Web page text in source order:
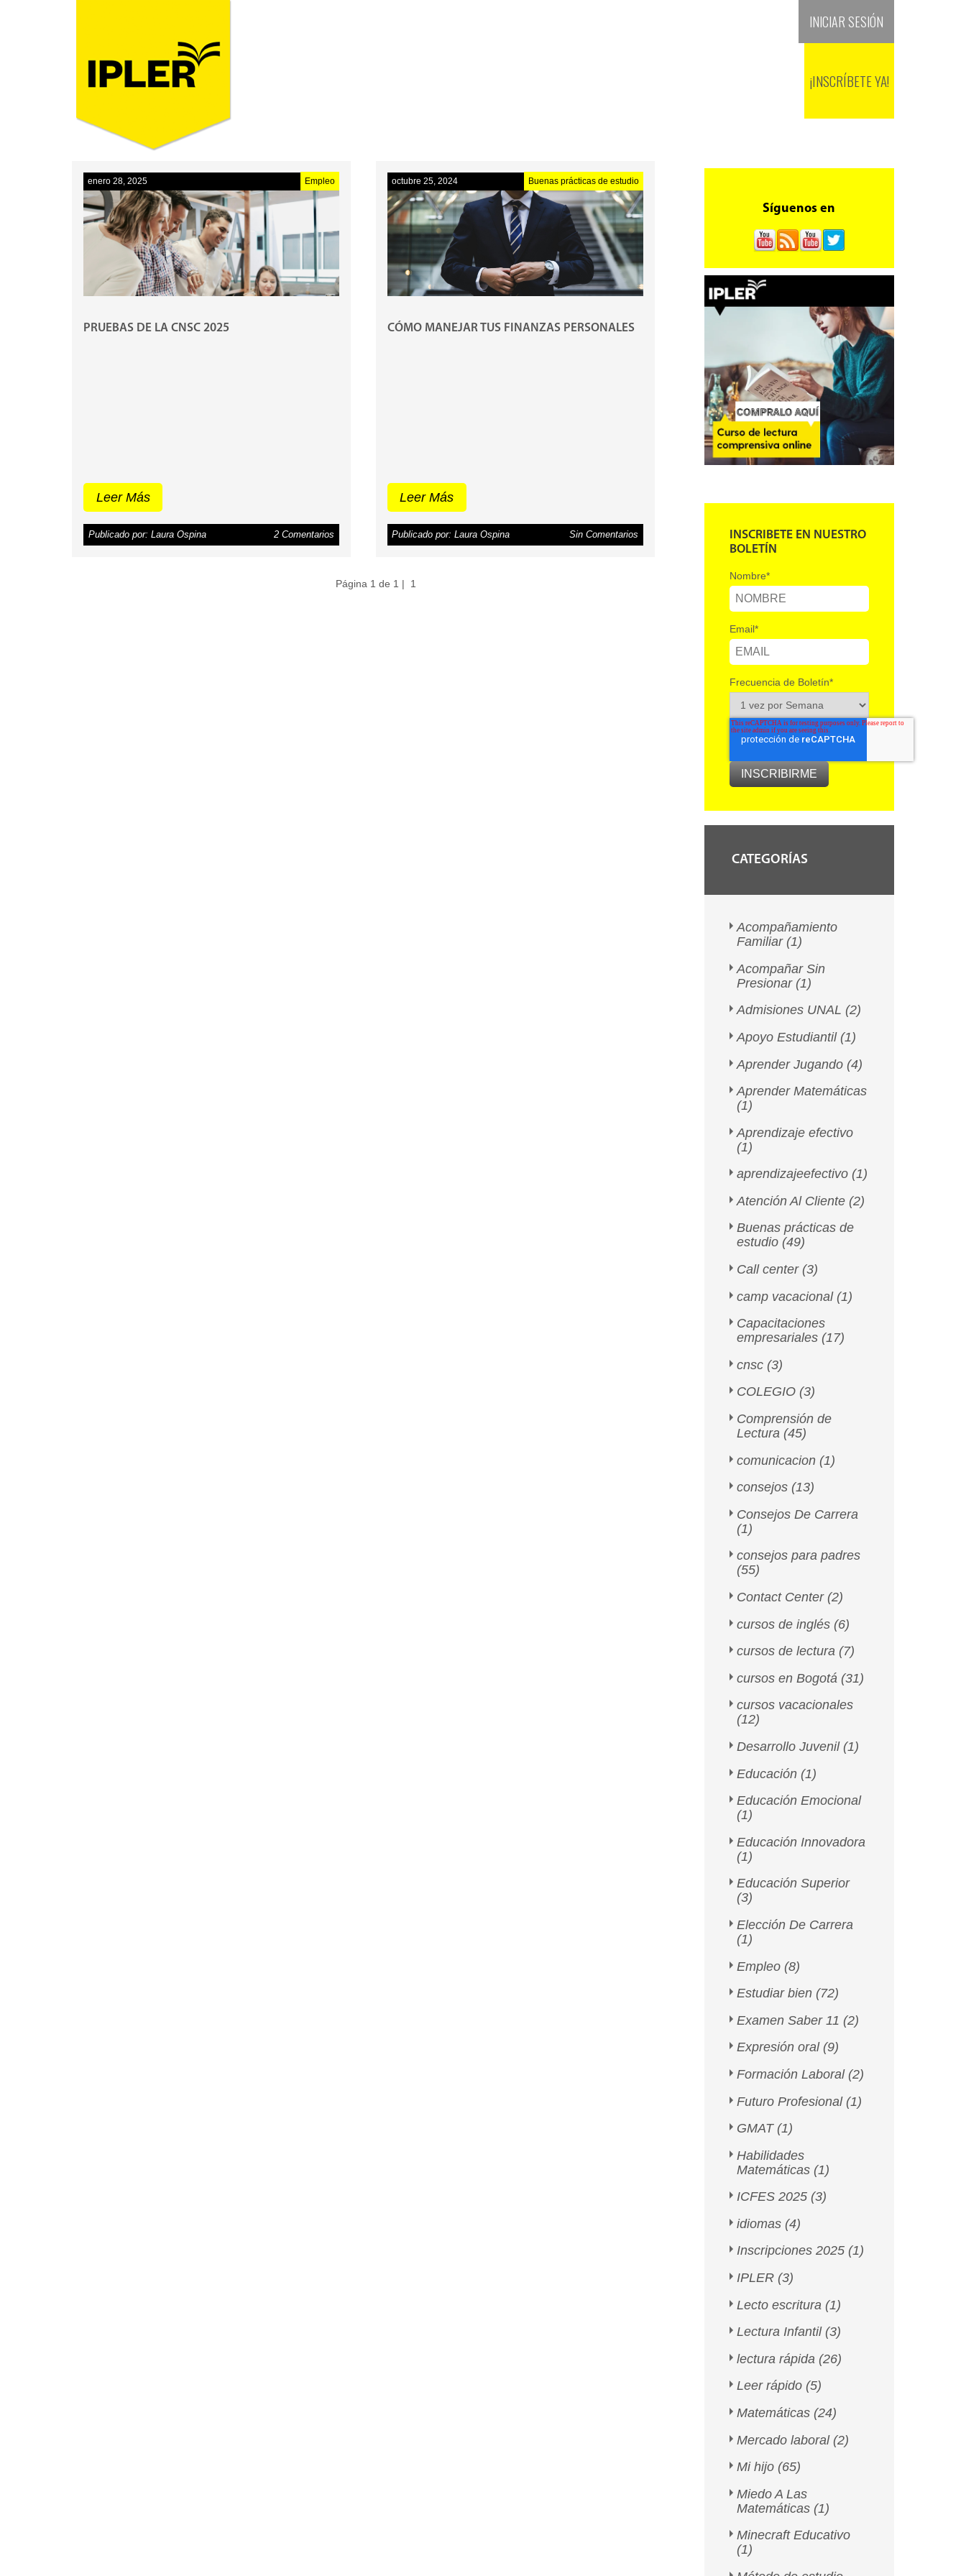
INICIAR SESIÓN
¡INSCRÍBETE YA!
enero 28, 2025 Empleo
PRUEBAS DE LA CNSC 2025
Leer Más
Publicado por: Laura Ospina 2 Comentarios
octubre 25, 2024 Buenas prácticas de estudio
CÓMO MANEJAR TUS FINANZAS PERSONALES
Leer Más
Publicado por: Laura Ospina Sin Comentarios
Página 1 de 1 | 1
Síguenos en
INSCRIBETE EN NUESTRO
BOLETÍN
Nombre*
Email*
Frecuencia de Boletín*
CATEGORÍAS
Acompañamiento
Familiar (1)
Acompañar Sin
Presionar (1)
Admisiones UNAL (2)
Apoyo Estudiantil (1)
Aprender Jugando (4)
Aprender Matemáticas
(1)
Aprendizaje efectivo
(1)
aprendizajeefectivo (1)
Atención Al Cliente (2)
Buenas prácticas de
estudio (49)
Call center (3)
camp vacacional (1)
Capacitaciones
empresariales (17)
cnsc (3)
COLEGIO (3)
Comprensión de
Lectura (45)
comunicacion (1)
consejos (13)
Consejos De Carrera
(1)
consejos para padres
(55)
Contact Center (2)
cursos de inglés (6)
cursos de lectura (7)
cursos en Bogotá (31)
cursos vacacionales
(12)
Desarrollo Juvenil (1)
Educación (1)
Educación Emocional
(1)
Educación Innovadora
(1)
Educación Superior
(3)
Elección De Carrera
(1)
Empleo (8)
Estudiar bien (72)
Examen Saber 11 (2)
Expresión oral (9)
Formación Laboral (2)
Futuro Profesional (1)
GMAT (1)
Habilidades
Matemáticas (1)
ICFES 2025 (3)
idiomas (4)
Inscripciones 2025 (1)
IPLER (3)
Lecto escritura (1)
Lectura Infantil (3)
lectura rápida (26)
Leer rápido (5)
Matemáticas (24)
Mercado laboral (2)
Mi hijo (65)
Miedo A Las
Matemáticas (1)
Minecraft Educativo
(1)